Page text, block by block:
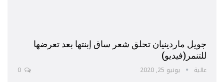
جويل ماردينيان تحلق شعر ساق إبنتها بعد تعرضها
للتنمر(فيديو)
عالية يونيو 25, 2020